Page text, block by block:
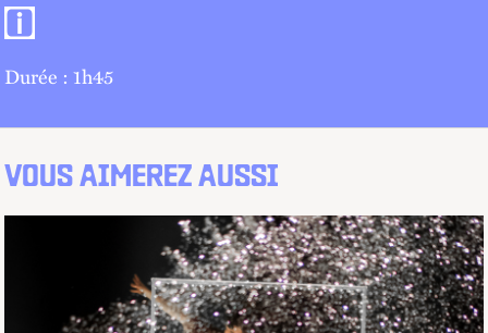
Informations pratiques
Durée : 1h45
VOUS AIMEREZ AUSSI